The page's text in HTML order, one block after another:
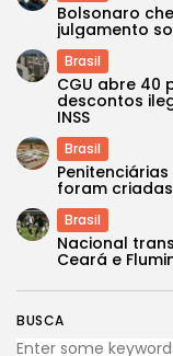
BUSCA
Bolsonaro
julgamento
Brasil
CGU abre 40
descontos
INSS
Brasil
foram
Brasil
Nacional
Ceará e